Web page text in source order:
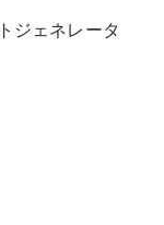
ジェネレータ